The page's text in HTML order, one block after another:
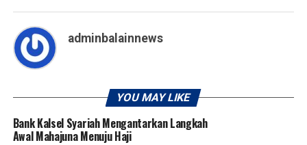
adminbalainnews
YOU MAY LIKE
Bank Kalsel Syariah Mengantarkan Langkah
Awal Mahajuna Menuju Haji